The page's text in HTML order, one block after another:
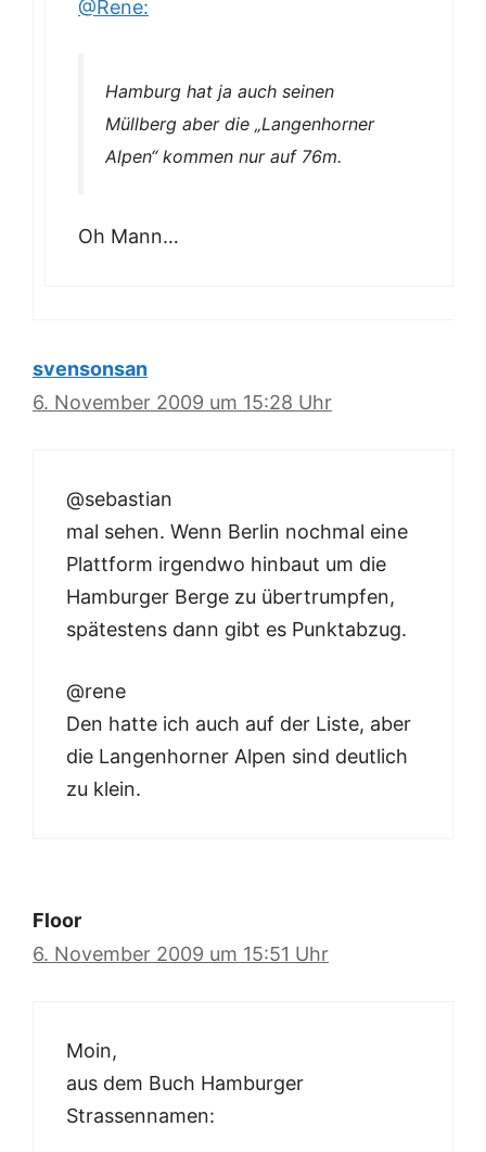
@Rene:
Hamburg hat ja auch seinen
Müllberg aber die „Langenhorner
Alpen“ kommen nur auf 76m.
Oh Mann…
svensonsan
6. November 2009 um 15:28 Uhr
@sebastian
mal sehen. Wenn Berlin nochmal eine
Plattform irgendwo hinbaut um die
Hamburger Berge zu übertrumpfen,
spätestens dann gibt es Punktabzug.
@rene
Den hatte ich auch auf der Liste, aber
die Langenhorner Alpen sind deutlich
zu klein.
Floor
6. November 2009 um 15:51 Uhr
Moin,
aus dem Buch Hamburger
Strassennamen: